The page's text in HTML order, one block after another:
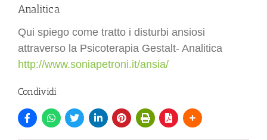
Analitica
Qui spiego come tratto i disturbi ansiosi
attraverso la Psicoterapia Gestalt- Analitica
http://www.soniapetroni.it/ansia/
Condividi